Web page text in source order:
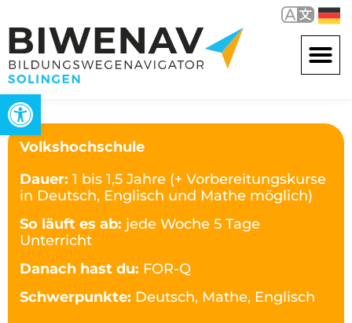
Werkzeugleiste öffnen
Volkshochschule
Dauer: 1 bis 1,5 Jahre (+ Vorbereitungskurse
in Deutsch, Englisch und Mathe möglich)
So läuft es ab: jede Woche 5 Tage
Unterricht
Danach hast du: FOR-Q
Schwerpunkte: Deutsch, Mathe, Englisch